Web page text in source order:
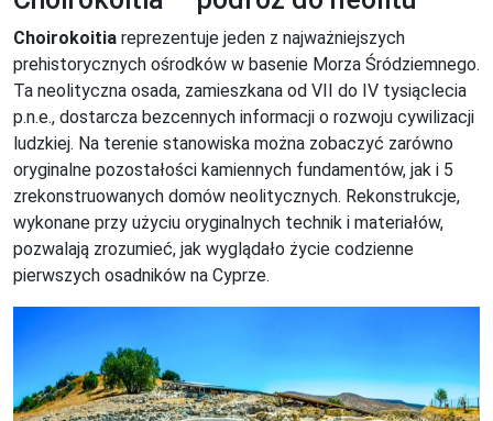
Choirokoitia reprezentuje jeden z najważniejszych
prehistorycznych ośrodków w basenie Morza Śródziemnego.
Ta neolityczna osada, zamieszkana od VII do IV tysiąclecia
p.n.e., dostarcza bezcennych informacji o rozwoju cywilizacji
ludzkiej. Na terenie stanowiska można zobaczyć zarówno
oryginalne pozostałości kamiennych fundamentów, jak i 5
zrekonstruowanych domów neolitycznych. Rekonstrukcje,
wykonane przy użyciu oryginalnych technik i materiałów,
pozwalają zrozumieć, jak wyglądało życie codzienne
pierwszych osadników na Cyprze.